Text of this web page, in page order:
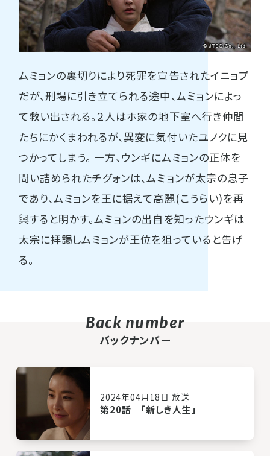
ムミョンの裏切りにより死罪を宣告されたイニョプ
だが、刑場に引き立てられる途中、ムミョンによっ
て救い出される。２人はホ家の地下室へ行き仲間
たちにかくまわれるが、異変に気付いたユノクに見
つかってしまう。 一方、ウンギにムミョンの正体を
問い詰められたチグォンは、ムミョンが太宗の息子
であり、ムミョンを王に据えて高麗(こうらい)を再
興すると明かす。ムミョンの出自を知ったウンギは
太宗に拝謁しムミョンが王位を狙っていると告げ
る。
バックナンバー
2024年04月18日 放送
第20話 「新しき人生」